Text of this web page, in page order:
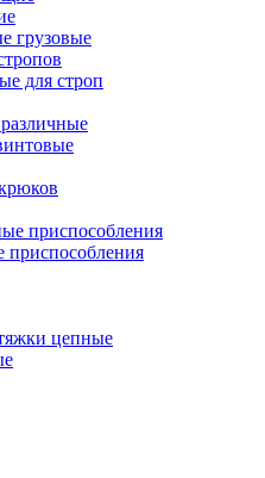
грузовые
для строп
приспособления
цепные